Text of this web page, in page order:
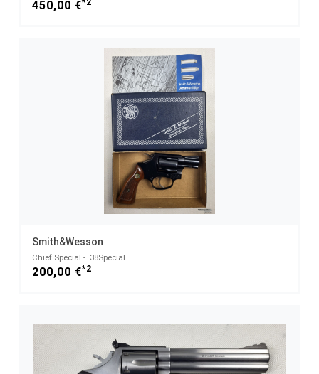
450,00 €*2
Smith&Wesson
Chief Special - .38Special
200,00 €*2